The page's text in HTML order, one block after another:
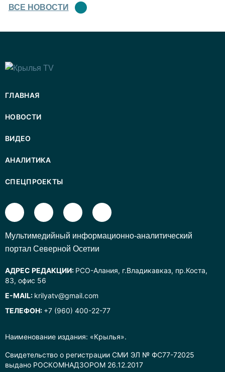
ВСЕ НОВОСТИ
Наименование издания: «Крылья».
Свидетельство о регистрации СМИ ЭЛ № ФС77-72025
выдано РОСКОМНАДЗОРОМ 26.12.2017
ГЛАВНАЯ
НОВОСТИ
ВИДЕО
АНАЛИТИКА
СПЕЦПРОЕКТЫ
Mультимедийный информационно-аналитический
портал Северной Осетии
АДРЕС РЕДАКЦИИ: РСО-Алания, г.Владикавказ, пр.Коста,
83, офис 56
E-MAIL: krilyatv@gmail.com
ТЕЛЕФОН: +7 (960) 400-22-77